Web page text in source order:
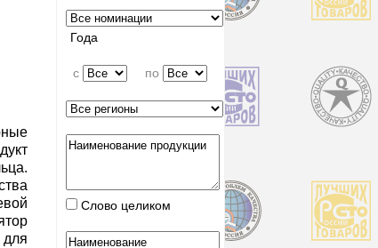
Года
c по
Слово целиком